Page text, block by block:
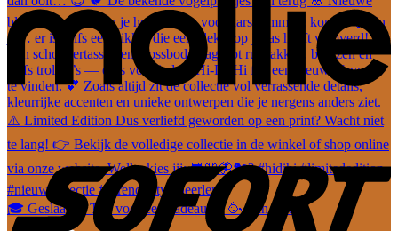
🎓 Geslaagd? Tijd voor een cadeautje! 🥳 Van leuke